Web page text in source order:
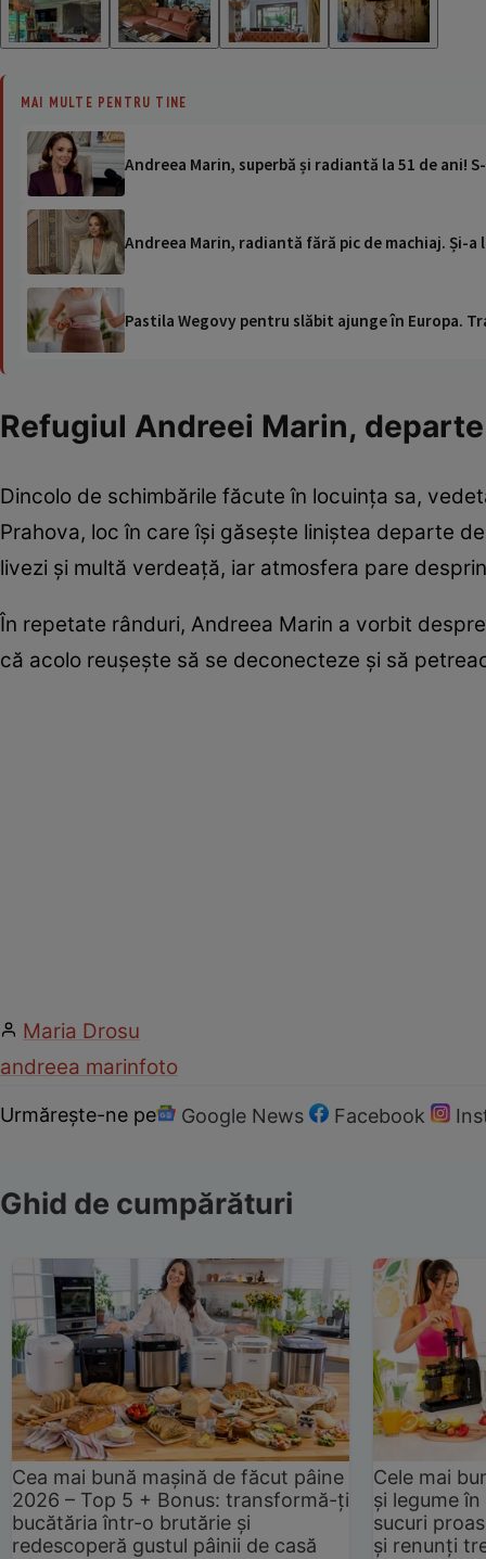
MAI MULTE PENTRU TINE
Andreea Marin, superbă și radiantă la 51 de ani!
Andreea Marin, radiantă fără pic de machiaj. Și-
Pastila Wegovy pentru slăbit ajunge în Europa.
Refugiul Andreei Marin,
Dincolo de schimbările făcute în locuința sa,
Prahova, loc în care își găsește liniștea departe
livezi și multă verdeață, iar atmosfera pare
În repetate rânduri, Andreea Marin a vorbit
că acolo reușește să se deconecteze și să
Maria Drosu
andreea marinfoto
Urmărește-ne pe Google News Facebook
Ghid de cumpărături
Cea mai bună mașină de făcut pâine
2026 – Top 5 + Bonus: transformă-ți
bucătăria într-o brutărie și
redescoperă gustul pâinii de casă
Cele mai
și legume
sucuri
și renunți